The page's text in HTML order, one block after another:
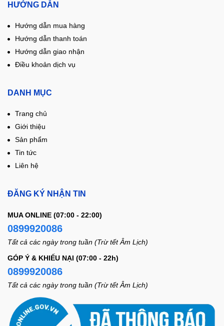
HƯỚNG DẪN
Hướng dẫn mua hàng
Hướng dẫn thanh toán
Hướng dẫn giao nhận
Điều khoản dịch vụ
DANH MỤC
Trang chủ
Giới thiệu
Sản phẩm
Tin tức
Liên hệ
ĐĂNG KÝ NHẬN TIN
MUA ONLINE (07:00 - 22:00)
0899920086
Tất cả các ngày trong tuần (Trừ tết Âm Lịch)
GÓP Ý & KHIẾU NẠI (07:00 - 22h)
0899920086
Tất cả các ngày trong tuần (Trừ tết Âm Lịch)